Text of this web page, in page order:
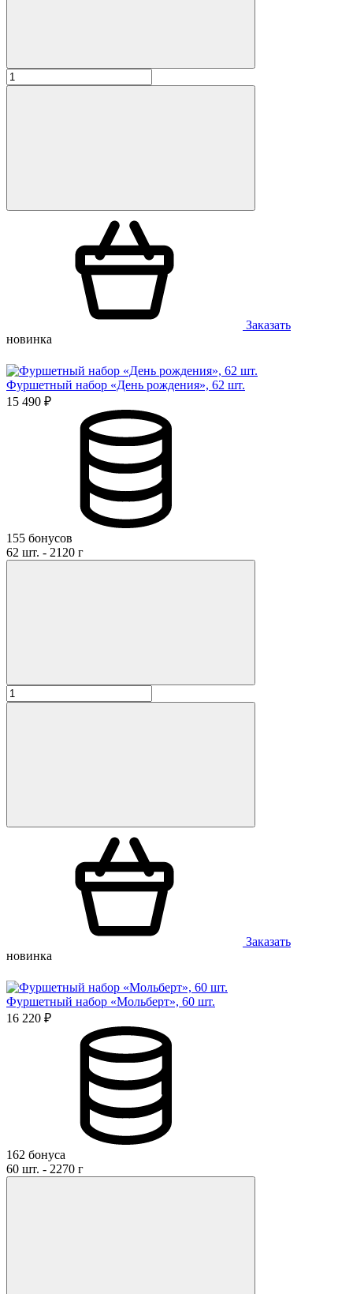
Заказать
новинка
Фуршетный набор «День рождения», 62 шт.
15 490 ₽
155 бонусов
62 шт. - 2120 г
Заказать
новинка
Фуршетный набор «Мольберт», 60 шт.
16 220 ₽
162 бонуса
60 шт. - 2270 г